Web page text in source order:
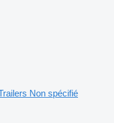
Non spécifié